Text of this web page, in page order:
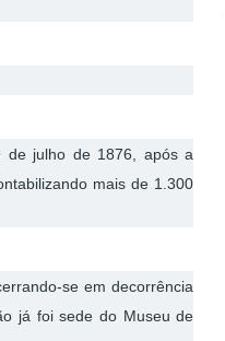
de julho de 1876, após a
mais de 1.300
se em decorrência
já foi sede do Museu de